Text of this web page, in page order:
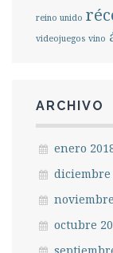
reino unido
videojuegos vino
ARCHIVO
enero
diciembre
octubre